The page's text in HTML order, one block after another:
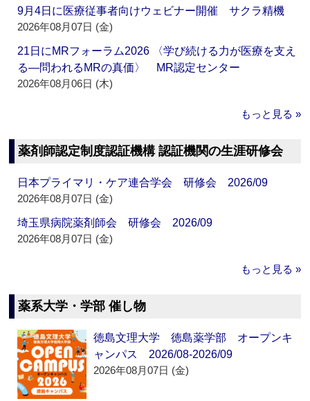
9月4日に医療従事者向けウェビナー開催 サクラ精機
2026年08月07日 (金)
21日にMRフォーラム2026 〈学び続ける力が医療を支え
る―問われるMRの真価〉 MR認定センター
2026年08月06日 (木)
もっと見る »
薬剤師認定制度認証機構 認証機関の生涯研修会
日本プライマリ・ケア連合学会 研修会 2026/09
2026年08月07日 (金)
埼玉県病院薬剤師会 研修会 2026/09
2026年08月07日 (金)
もっと見る »
薬系大学・学部 催し物
徳島文理大学 徳島薬学部 オープンキ
ャンパス 2026/08-2026/09
2026年08月07日 (金)